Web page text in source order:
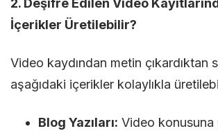
2. Deşifre Edilen Video
İçerikler Üretilebilir?
Video kaydından metin çıkardıktan
aşağıdaki içerikler kolaylıkla
Blog Yazıları: Video konusuna